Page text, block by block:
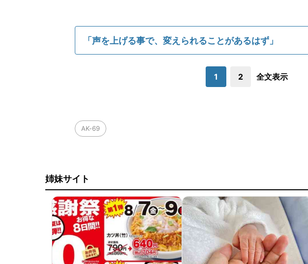
「声を上げる事で、変えられることがあるはず」
1 2 全文表示
AK-69
姉妹サイト